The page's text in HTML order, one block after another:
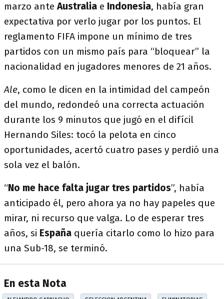
marzo anteAustralia e Indonesia, había gran
expectativa por verlo jugar por los puntos. El
reglamento FIFA impone un mínimo de tres
partidos con un mismo país para “bloquear” la
nacionalidad en jugadores menores de 21 años.
Ale, como le dicen en la intimidad del campeón
del mundo, redondeó una correcta actuación
durante los 9 minutos que jugó en el difícil
Hernando Siles: tocó la pelota en cinco
oportunidades, acertó cuatro pases y perdió una
sola vez el balón.
“No me hace falta jugar tres partidos”, había
anticipado él, pero ahora ya no hay papeles que
mirar, ni recurso que valga. Lo de esperar tres
años, si España quería citarlo como lo hizo para
una Sub-18, se terminó.
En esta Nota